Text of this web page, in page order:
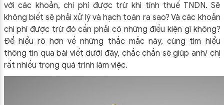
với các khoản, chi phí được trừ khi tính thuế TNDN. Sẽ
không biết sẽ phải xử lý và hạch toán ra sao? Và các khoản
chi phí được trừ đó cần phải có những điều kiện gì không?
Để hiểu rõ hơn về những thắc mắc này, cùng tìm hiểu
thông tin qua bài viết dưới đây, chắc chắn sẽ giúp anh/ chị
rất nhiều trong quá trình làm việc.